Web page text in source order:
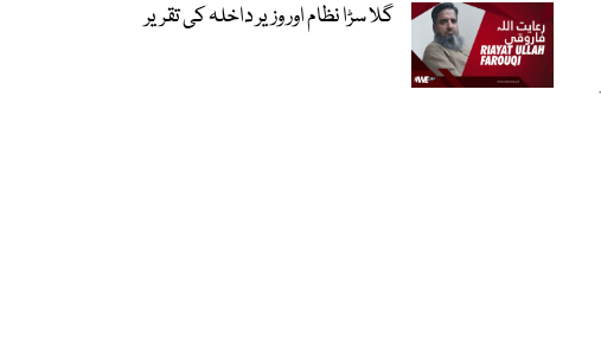
گلا سڑا نظام اور وزیر داخلہ کی تقریر